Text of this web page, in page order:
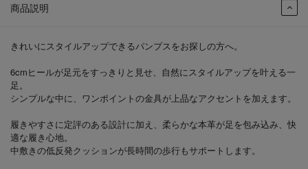
商品説明
きれいにスタイルアップできるパンプスをお探しの方へ。
6cmヒールが足元をすっきりと見せ、自然にスタイルアップを叶える一
足。
シンプルな中に、ワンポイントの金具が上品なアクセントを加えます。
履きやすさに定評のある設計に加え、柔らかな本革が足を包み込み、快
適な履き心地。
中敷きの低反発クッションが長時間の歩行もサポートします。